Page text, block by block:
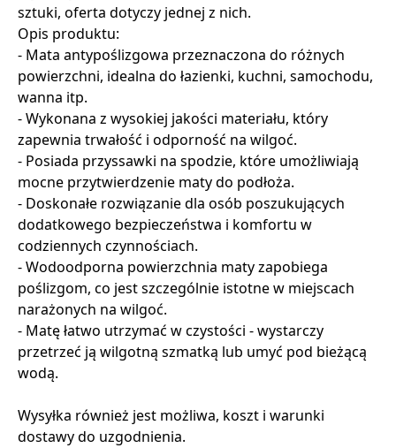
sztuki, oferta dotyczy jednej z nich.
Opis produktu:
- Mata antypoślizgowa przeznaczona do różnych
powierzchni, idealna do łazienki, kuchni, samochodu,
wanna itp.
- Wykonana z wysokiej jakości materiału, który
zapewnia trwałość i odporność na wilgoć.
- Posiada przyssawki na spodzie, które umożliwiają
mocne przytwierdzenie maty do podłoża.
- Doskonałe rozwiązanie dla osób poszukujących
dodatkowego bezpieczeństwa i komfortu w
codziennych czynnościach.
- Wodoodporna powierzchnia maty zapobiega
poślizgom, co jest szczególnie istotne w miejscach
narażonych na wilgoć.
- Matę łatwo utrzymać w czystości - wystarczy
przetrzeć ją wilgotną szmatką lub umyć pod bieżącą
wodą.
Wysyłka również jest możliwa, koszt i warunki
dostawy do uzgodnienia.